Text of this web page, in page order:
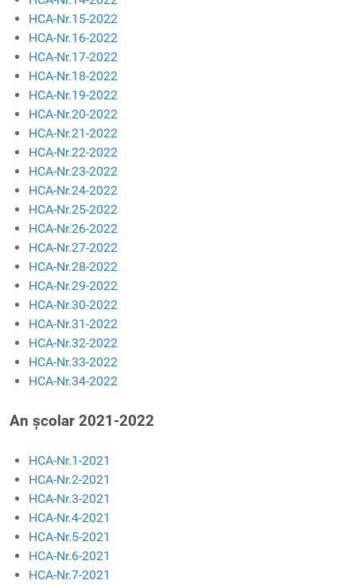
HCA-Nr.15-2022
HCA-Nr.16-2022
HCA-Nr.17-2022
HCA-Nr.18-2022
HCA-Nr.19-2022
HCA-Nr.20-2022
HCA-Nr.21-2022
HCA-Nr.22-2022
HCA-Nr.23-2022
HCA-Nr.24-2022
HCA-Nr.25-2022
HCA-Nr.26-2022
HCA-Nr.27-2022
HCA-Nr.28-2022
HCA-Nr.29-2022
HCA-Nr.30-2022
HCA-Nr.31-2022
HCA-Nr.32-2022
HCA-Nr.33-2022
HCA-Nr.34-2022
An școlar 2021-2022
HCA-Nr.1-2021
HCA-Nr.2-2021
HCA-Nr.3-2021
HCA-Nr.4-2021
HCA-Nr.5-2021
HCA-Nr.6-2021
HCA-Nr.7-2021